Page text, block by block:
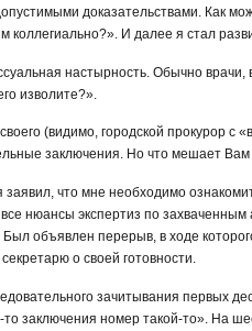
доказательствами. Как
И далее я стал
настырность. Обычно врачи,
изволите?».
(видимо, городской прокурор с
заключения. Но что мешает
заявил, что мне необходимо
нюансы экспертиз по
объявлен перерыв, в ходе
о своей готовности.
зачитывания первых
то заключения номер такой-то». На